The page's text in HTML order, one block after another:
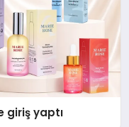
giriş yaptı